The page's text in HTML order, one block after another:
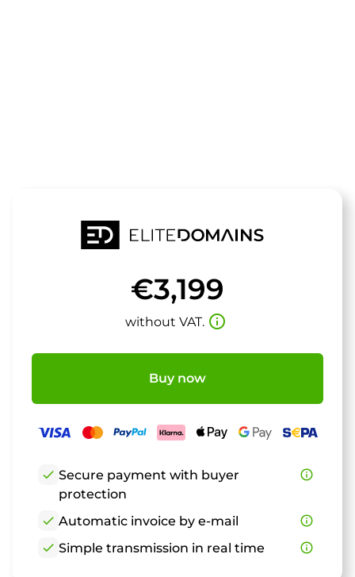
€3,199
without VAT. info_outline
Buy now
check Secure payment with buyer
protection
info_outline
check Automatic invoice by e-mail
info_outline
check Simple transmission in real time info_outline